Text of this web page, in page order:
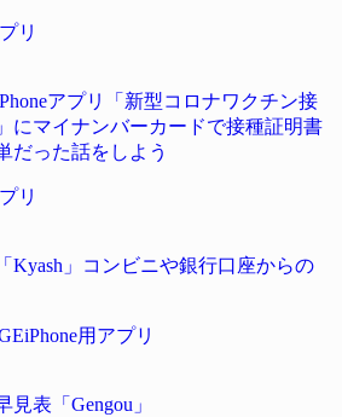
リ
アプリ「新型コロナワクチン接
にマイナンバーカードで接種証明書
だった話をしよう
リ
Kyash」コンビニや銀行口座からの
iPhone用アプリ
表「Gengou」